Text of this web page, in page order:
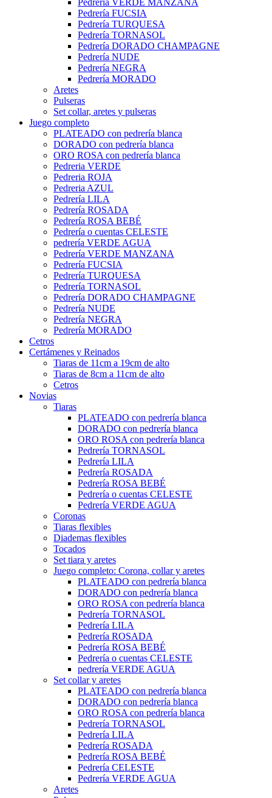
Pedrería VERDE MANZANA
Pedrería FUCSIA
Pedrería TURQUESA
Pedrería TORNASOL
Pedrería DORADO CHAMPAGNE
Pedrería NUDE
Pedrería NEGRA
Pedrería MORADO
Aretes
Pulseras
Set collar, aretes y pulseras
Juego completo
PLATEADO con pedrería blanca
DORADO con pedrería blanca
ORO ROSA con pedrería blanca
Pedreria VERDE
Pedreria ROJA
Pedreria AZUL
Pedrería LILA
Pedrería ROSADA
Pedrería ROSA BEBÉ
Pedrería o cuentas CELESTE
pedrería VERDE AGUA
Pedrería VERDE MANZANA
Pedrería FUCSIA
Pedrería TURQUESA
Pedrería TORNASOL
Pedrería DORADO CHAMPAGNE
Pedrería NUDE
Pedrería NEGRA
Pedrería MORADO
Cetros
Certámenes y Reinados
Tiaras de 11cm a 19cm de alto
Tiaras de 8cm a 11cm de alto
Cetros
Novias
Tiaras
PLATEADO con pedrería blanca
DORADO con pedrería blanca
ORO ROSA con pedrería blanca
Pedrería TORNASOL
Pedrería LILA
Pedrería ROSADA
Pedrería ROSA BEBÉ
Pedrería o cuentas CELESTE
Pedrería VERDE AGUA
Coronas
Tiaras flexibles
Diademas flexibles
Tocados
Set tiara y aretes
Juego completo: Corona, collar y aretes
PLATEADO con pedrería blanca
DORADO con pedrería blanca
ORO ROSA con pedrería blanca
Pedrería TORNASOL
Pedrería LILA
Pedrería ROSADA
Pedrería ROSA BEBÉ
Pedrería o cuentas CELESTE
pedrería VERDE AGUA
Set collar y aretes
PLATEADO con pedrería blanca
DORADO con pedrería blanca
ORO ROSA con pedrería blanca
Pedrería TORNASOL
Pedrería LILA
Pedrería ROSADA
Pedrería ROSA BEBÉ
Pedrería CELESTE
Pedrería VERDE AGUA
Aretes